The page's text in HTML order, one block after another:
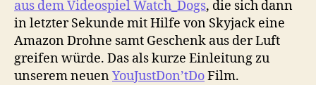
aus dem Videospiel Watch_Dogs, die sich dann
in letzter Sekunde mit Hilfe von Skyjack eine
Amazon Drohne samt Geschenk aus der Luft
greifen würde. Das als kurze Einleitung zu
unserem neuenYouJustDon’tDoFilm.